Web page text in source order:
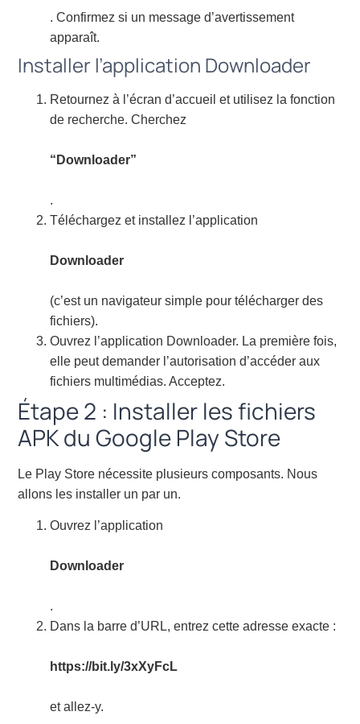
. Confirmez si un message d’avertissement
apparaît.
Installer l’application Downloader
Retournez à l’écran d’accueil et utilisez la fonction
de recherche. Cherchez
“Downloader”
.
Téléchargez et installez l’application
Downloader
(c’est un navigateur simple pour télécharger des
fichiers).
Ouvrez l’application Downloader. La première fois,
elle peut demander l’autorisation d’accéder aux
fichiers multimédias. Acceptez.
Étape 2 : Installer les fichiers
APK du Google Play Store
Le Play Store nécessite plusieurs composants. Nous
allons les installer un par un.
Ouvrez l’application
Downloader
.
Dans la barre d’URL, entrez cette adresse exacte :
https://bit.ly/3xXyFcL
et allez-y.